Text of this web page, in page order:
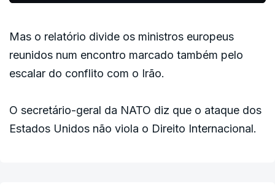
Mas o relatório divide os ministros europeus
reunidos num encontro marcado também pelo
escalar do conflito com o Irão.
O secretário-geral da NATO diz que o ataque dos
Estados Unidos não viola o Direito Internacional.